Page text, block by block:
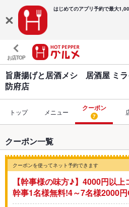
はじめてのアプリ予約で最大
お店TOP
旨唐揚げと居酒メシ 居酒屋 ミ
防府店
トップ メニュー クーポン
7
クーポン一覧
クーポンを使ってネット予約できます
【幹事様の味方♪】4000円以
幹事1名様無料!4～7名様2000